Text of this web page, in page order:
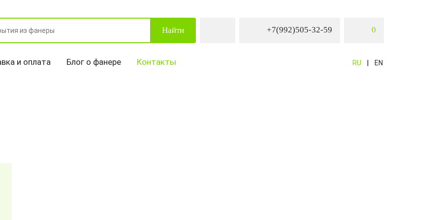
Найти +7(992)505-32-59 0
и оплата Блог о фанере Контакты RU EN